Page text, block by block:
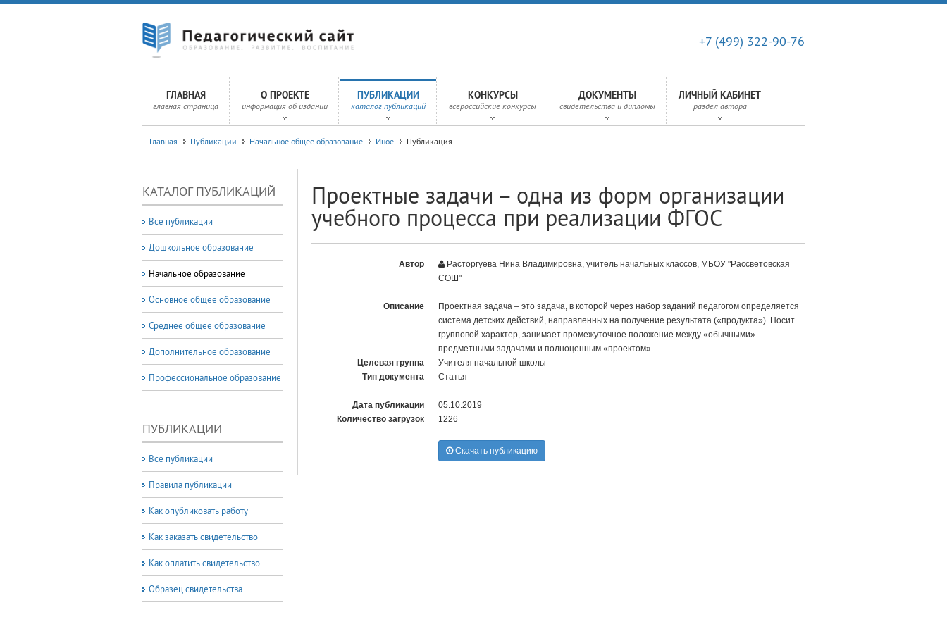
+7 (499) 322-90-76
ГЛАВНАЯ
главная страница
О ПРОЕКТЕ
информация об издании
ПУБЛИКАЦИИ
каталог публикаций
КОНКУРСЫ
всероссийские конкурсы
ДОКУМЕНТЫ
свидетельства и дипломы
ЛИЧНЫЙ КАБИНЕТ
раздел автора
Главная Публикации Начальное общее образование Иное Публикация
КАТАЛОГ ПУБЛИКАЦИЙ
Все публикации
Дошкольное образование
Начальное образование
Основное общее образование
Среднее общее образование
Дополнительное образование
Профессиональное образование
ПУБЛИКАЦИИ
Все публикации
Правила публикации
Как опубликовать работу
Как заказать свидетельство
Как оплатить свидетельство
Образец свидетельства
Проектные задачи – одна из форм организации
учебного процесса при реализации ФГОС
Автор
Расторгуева Нина Владимировна, учитель начальных классов, МБОУ "Рассветовская
СОШ"
Описание
Проектная задача – это задача, в которой через набор заданий педагогом определяется
система детских действий, направленных на получение результата («продукта»). Носит
групповой характер, занимает промежуточное положение между «обычными»
предметными задачами и полноценным «проектом».
Целевая группа
Учителя начальной школы
Тип документа
Статья
Дата публикации
05.10.2019
Количество загрузок
1226
Скачать публикацию